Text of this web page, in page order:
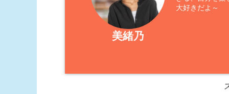
美緒乃
大好きだよ～